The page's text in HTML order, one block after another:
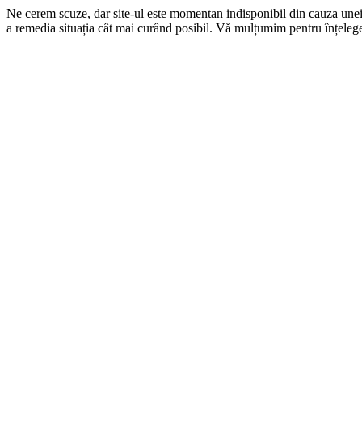
Ne cerem scuze, dar site-ul este momentan indisponibil din cauza
a remedia situația cât mai curând posibil. Vă mulțumim pentru